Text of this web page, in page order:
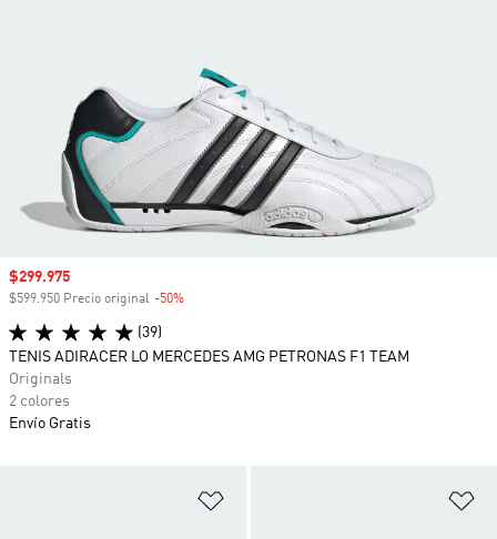
Precio de venta
$299.975
$599.950 Precio original -50%
(39)
TENIS ADIRACER LO MERCEDES AMG PETRONAS F1 TEAM
Originals
2 colores
Envío Gratis